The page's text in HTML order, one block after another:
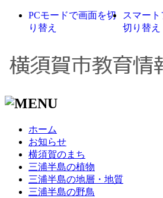
PCモードで画面を切
り替え
スマー
切り替え
ホーム
お知らせ
横須賀のまち
三浦半島の植物
三浦半島の地層・地質
三浦半島の野鳥